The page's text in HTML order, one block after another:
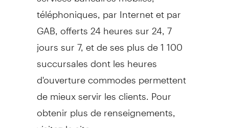
téléphoniques, par Internet et par
GAB, offerts 24 heures sur 24, 7
jours sur 7, et de ses plus de 1 100
succursales dont les heures
d'ouverture commodes permettent
de mieux servir les clients. Pour
obtenir plus de renseignements,